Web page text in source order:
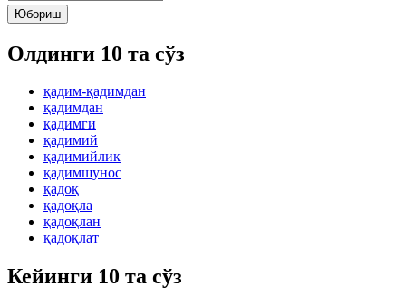
Юбориш
Олдинги 10 та сўз
қадим-қадимдан
қадимдан
қадимги
қадимий
қадимийлик
қадимшунос
қадоқ
қадоқла
қадоқлан
қадоқлат
Кейинги 10 та сўз